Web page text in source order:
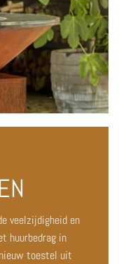
veelzijdigheid en
huurbedrag in
toestel uit